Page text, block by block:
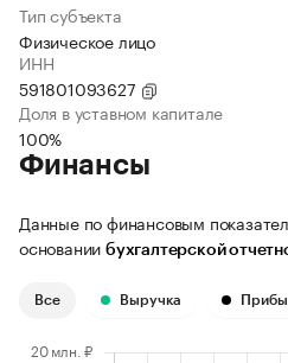
Тип субъекта
Физическое лицо
ИНН
591801093627
Доля в уставном капитале
100%
Финансы
Данные по финансовым
основании бухгалтерской
Все Выручка